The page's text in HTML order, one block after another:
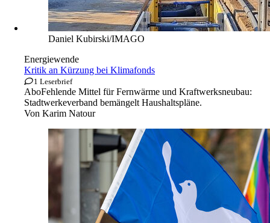
Daniel Kubirski/IMAGO
Energiewende
Kritik an Kürzung bei Klimafonds
1 Leserbrief
AboFehlende Mittel für Fernwärme und Kraftwerksneubau:
Stadtwerkeverband bemängelt Haushaltspläne.
Von Karim Natour